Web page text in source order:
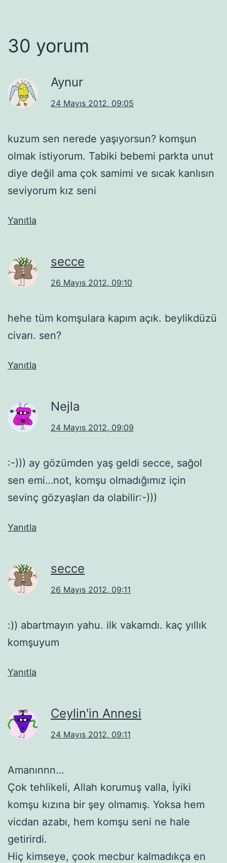
30 yorum
Aynur
24 Mayıs 2012, 09:05
kuzum sen nerede yaşıyorsun? komşun
olmak istiyorum. Tabiki bebemi parkta unut
diye değil ama çok samimi ve sıcak kanlısın
seviyorum kız seni
Yanıtla
secce
26 Mayıs 2012, 09:10
hehe tüm komşulara kapım açık. beylikdüzü
civarı. sen?
Yanıtla
Nejla
24 Mayıs 2012, 09:09
:-))) ay gözümden yaş geldi secce, sağol
sen emi…not, komşu olmadığımız için
sevinç gözyaşları da olabilir:-)))
Yanıtla
secce
26 Mayıs 2012, 09:11
:)) abartmayın yahu. ilk vakamdı. kaç yıllık
komşuyum
Yanıtla
Ceylin'in Annesi
24 Mayıs 2012, 09:11
Amanınnn…
Çok tehlikeli, Allah korumuş valla, İyiki
komşu kızına bir şey olmamış. Yoksa hem
vicdan azabı, hem komşu seni ne hale
getirirdi.
Hiç kimseye, çook mecbur kalmadıkça en